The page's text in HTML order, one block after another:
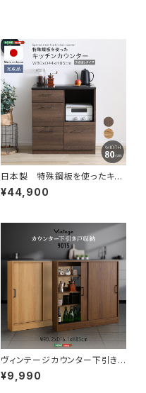
日本製 特殊鋼板を使ったキッ
チンカウンター(引き出しタイプ)
80cm幅 SH-22-KS80
¥44,900
ヴィンテージカウンター下引き
戸収納9015 VKSS-9015
¥9,990